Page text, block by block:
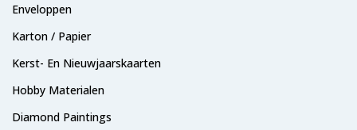
Enveloppen
Karton / Papier
Kerst- En Nieuwjaarskaarten
Hobby Materialen
Diamond Paintings